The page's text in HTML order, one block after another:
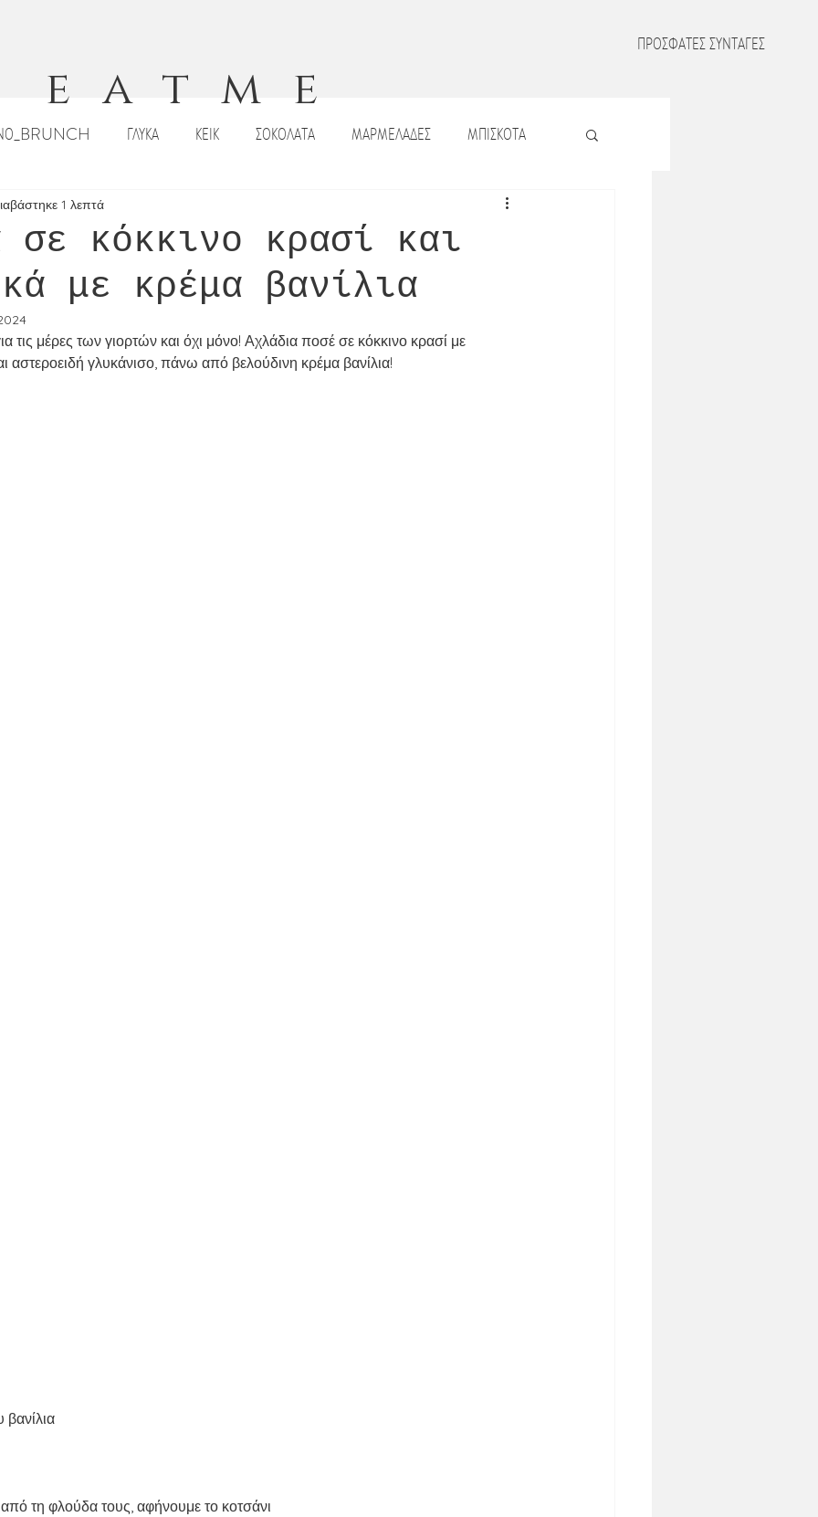
ΠΡΟΣΦΑΤΕΣ ΣΥΝΤΑΓΕΣ
eatme
ΓΛΥΚΑ ΚΕΙΚ ΣΟΚΟΛΑΤΑ ΜΑΡΜΕΛΑΔΕΣ ΜΠΙΣΚΟΤΑ
ΠΙΤΣΕΣ_ΠΕΪΝΕΡΛΙ
ΣΥΝΤΑΓΕΣ ΠΑΣΧΑΛΙΝΕΣ ΣΥΝΤΑΓΕΣ ΣΟΥΠΕΣ
ΠΑΡΑΔΟΣΙΑΚΑ ΓΛΥΚΑ ΠΑΡΑΔΟΣΙΑΚΕΣ ΣΥΝΤΑΓΕΣ ΡΟΦΗΜΑΤΑ
σε κόκκινο κρασί και
με κρέμα βανίλια
1 λεπτά
τις μέρες των γιορτών και όχι μόνο! Αχλάδια ποσέ σε κόκκινο κρασί με
αστεροειδή γλυκάνισο, πάνω από βελούδινη κρέμα βανίλια!
βανίλια
τη φλούδα τους, αφήνουμε το κοτσάνι